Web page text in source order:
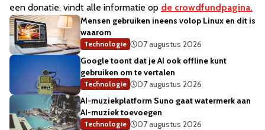
een donatie, vindt alle informatie op de crowdfundpagina.
Mensen gebruiken ineens volop Linux en dit is
waarom
Technologie
07 augustus 2026
Google toont dat je AI ook offline kunt
gebruiken om te vertalen
Technologie
07 augustus 2026
AI-muziekplatform Suno gaat watermerk aan
AI-muziek toevoegen
Technologie
07 augustus 2026